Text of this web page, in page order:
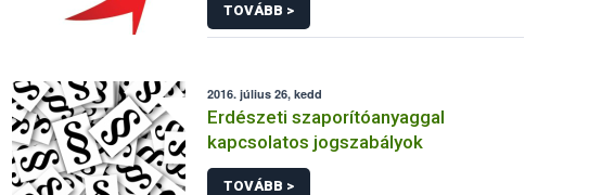
TOVÁBB >
2016. július 26, kedd
Erdészeti szaporítóanyaggal
kapcsolatos jogszabályok
TOVÁBB >